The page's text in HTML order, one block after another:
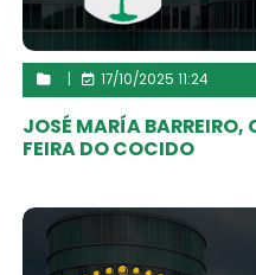
17/10/2025 11:24
JOSÉ MARÍA
FEIRA DO COCIDO